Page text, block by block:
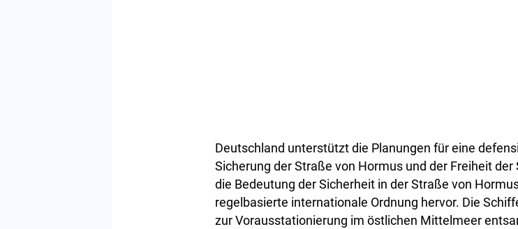
Deutschland unterstützt die Planungen für eine
Sicherung der Straße von Hormus und der Freiheit
die Bedeutung der Sicherheit in der Straße von
regelbasierte internationale Ordnung hervor. Die
zur Vorausstationierung im östlichen Mittelmeer